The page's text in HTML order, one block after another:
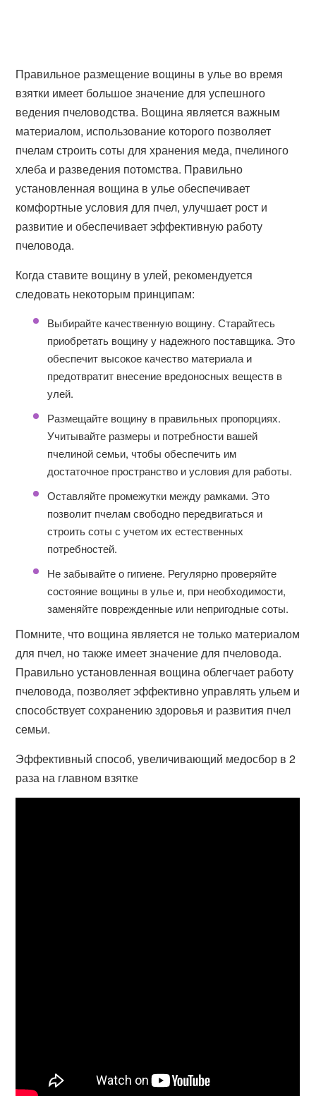
Правильное размещение вощины в улье во время
взятки имеет большое значение для успешного
ведения пчеловодства. Вощина является важным
материалом, использование которого позволяет
пчелам строить соты для хранения меда, пчелиного
хлеба и разведения потомства. Правильно
установленная вощина в улье обеспечивает
комфортные условия для пчел, улучшает рост и
развитие и обеспечивает эффективную работу
пчеловода.
Когда ставите вощину в улей, рекомендуется
следовать некоторым принципам:
Выбирайте качественную вощину. Старайтесь
приобретать вощину у надежного поставщика. Это
обеспечит высокое качество материала и
предотвратит внесение вредоносных веществ в
улей.
Размещайте вощину в правильных пропорциях.
Учитывайте размеры и потребности вашей
пчелиной семьи, чтобы обеспечить им
достаточное пространство и условия для работы.
Оставляйте промежутки между рамками. Это
позволит пчелам свободно передвигаться и
строить соты с учетом их естественных
потребностей.
Не забывайте о гигиене. Регулярно проверяйте
состояние вощины в улье и, при необходимости,
заменяйте поврежденные или непригодные соты.
Помните, что вощина является не только материалом
для пчел, но также имеет значение для пчеловода.
Правильно установленная вощина облегчает работу
пчеловода, позволяет эффективно управлять ульем и
способствует сохранению здоровья и развития пчел
семьи.
Эффективный способ, увеличивающий медосбор в 2
раза на главном взятке